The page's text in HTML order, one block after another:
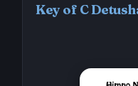
Key of C